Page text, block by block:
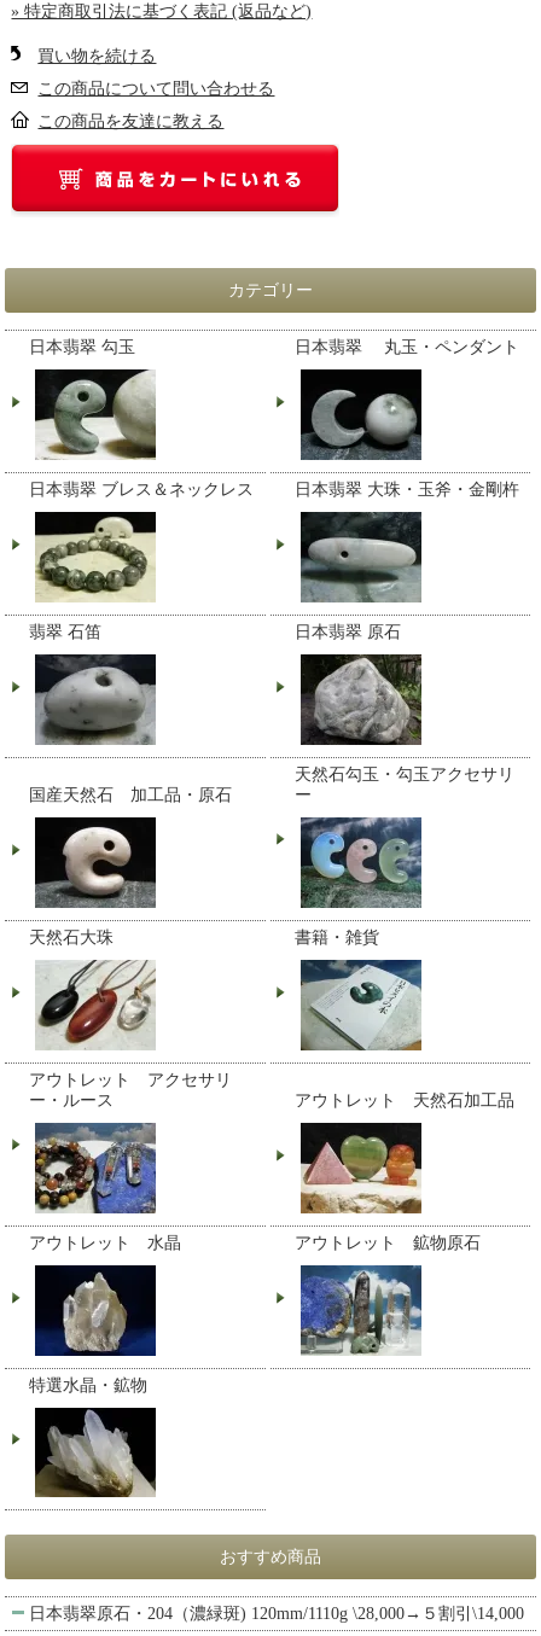
» 特定商取引法に基づく表記 (返品など)
買い物を続ける
この商品について問い合わせる
この商品を友達に教える
カテゴリー
日本翡翠 勾玉 日本翡翠 丸玉・ペンダント
日本翡翠 ブレス＆ネックレス 日本翡翠 大珠・玉斧・金剛杵
翡翠 石笛 日本翡翠 原石
国産天然石 加工品・原石
天然石勾玉・勾玉アクセサリ
ー
天然石大珠 書籍・雑貨
アウトレット アクセサリ
ー・ルース
アウトレット 天然石加工品
アウトレット 水晶 アウトレット 鉱物原石
特選水晶・鉱物
おすすめ商品
日本翡翠原石・204（濃緑斑) 120mm/1110g \28,000→５割引\14,000